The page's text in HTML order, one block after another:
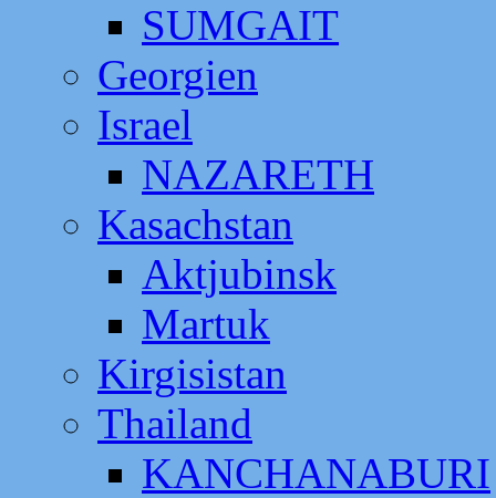
SUMGAIT
Georgien
Israel
NAZARETH
Kasachstan
Aktjubinsk
Martuk
Kirgisistan
Thailand
KANCHANABURI